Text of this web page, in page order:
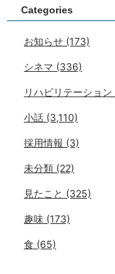
Categories
お知らせ (173)
シネマ (336)
リハビリテーション
小話 (3,110)
採用情報 (3)
未分類 (22)
見たこと (325)
趣味 (173)
食 (65)